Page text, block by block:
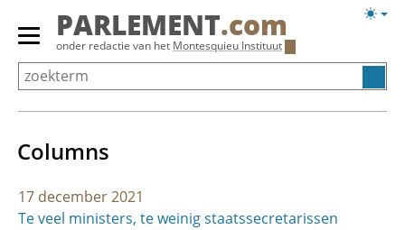
Overslaan
Primair
menu
tonen/verbergen
PARLEMENT.com
onder redactie van het Montesquieu Instituut
Columns
17 december 2021
Te veel ministers, te weinig staatssecretarissen